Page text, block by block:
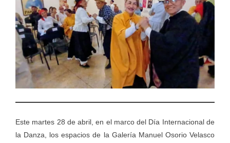
Este martes 28 de abril, en el marco del Día Internacional de
la Danza, los espacios de la Galería Manuel Osorio Velasco